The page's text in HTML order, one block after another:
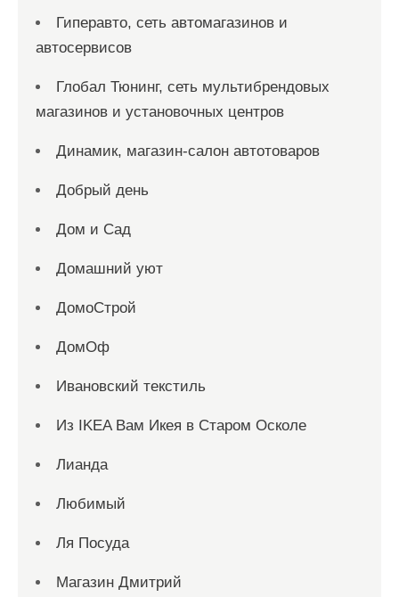
Гиперавто, сеть автомагазинов и
автосервисов
Глобал Тюнинг, сеть мультибрендовых
магазинов и установочных центров
Динамик, магазин-салон автотоваров
Добрый день
Дом и Сад
Домашний уют
ДомоСтрой
ДомОф
Ивановский текстиль
Из IKEA Вам Икея в Старом Осколе
Лианда
Любимый
Ля Посуда
Магазин Дмитрий